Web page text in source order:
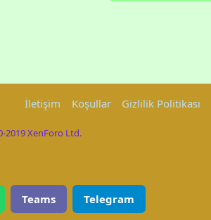
İletişim Koşullar Gizlilik Politikası
2019 XenForo Ltd.
Teams Telegram